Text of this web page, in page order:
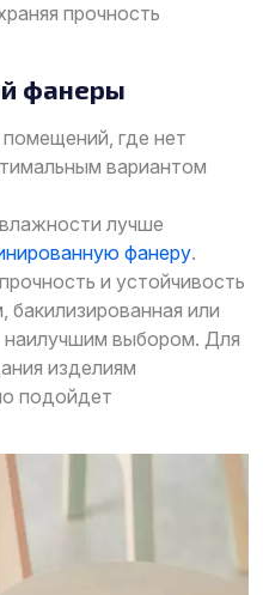
прочность
фанеры
где нет
вариантом
лучше
фанеру.
и устойчивость
бакилизированная или
наилучшим выбором. Для
изделиям
подойдет